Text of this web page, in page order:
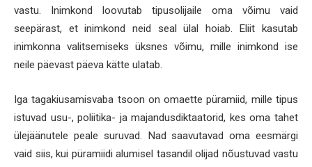
vastu. Inimkond loovutab tipusolijaile oma võimu vaid
seepärast, et inimkond neid seal ülal hoiab. Eliit kasutab
inimkonna valitsemiseks üksnes võimu, mille inimkond ise
neile päevast päeva kätte ulatab.
Iga tagakiusamisvaba tsoon on omaette püramiid, mille tipus
istuvad usu-, poliitika- ja majandusdiktaatorid, kes oma tahet
ülejäänutele peale suruvad. Nad saavutavad oma eesmärgi
vaid siis, kui püramiidi alumisel tasandil olijad nõustuvad vastu